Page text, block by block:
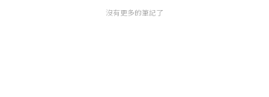
沒有更多的筆記了